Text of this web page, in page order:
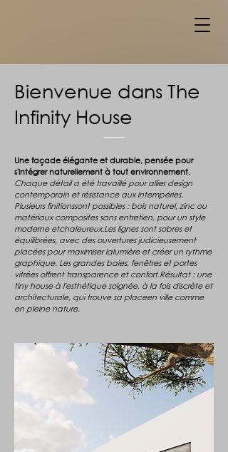
Bienvenue dans The
Infinity House
Une façade élégante et durable, pensée pour
s'intégrer naturellement à tout environnement.
Chaque détail a été travaillé pour allier design
contemporain et résistance aux intempéries.
Plusieurs finitionssont possibles : bois naturel, zinc ou
matériaux composites sans entretien, pour un style
moderne etchaleureux.Les lignes sont sobres et
équilibrées, avec des ouvertures judicieusement
placées pour maximiser lalumière et créer un rythme
graphique. Les grandes baies, fenêtres et portes
vitrées offrent transparence et confort.Résultat : une
tiny house à l'esthétique soignée, à la fois discrète et
architecturale, qui trouve sa placeen ville comme
en pleine nature.